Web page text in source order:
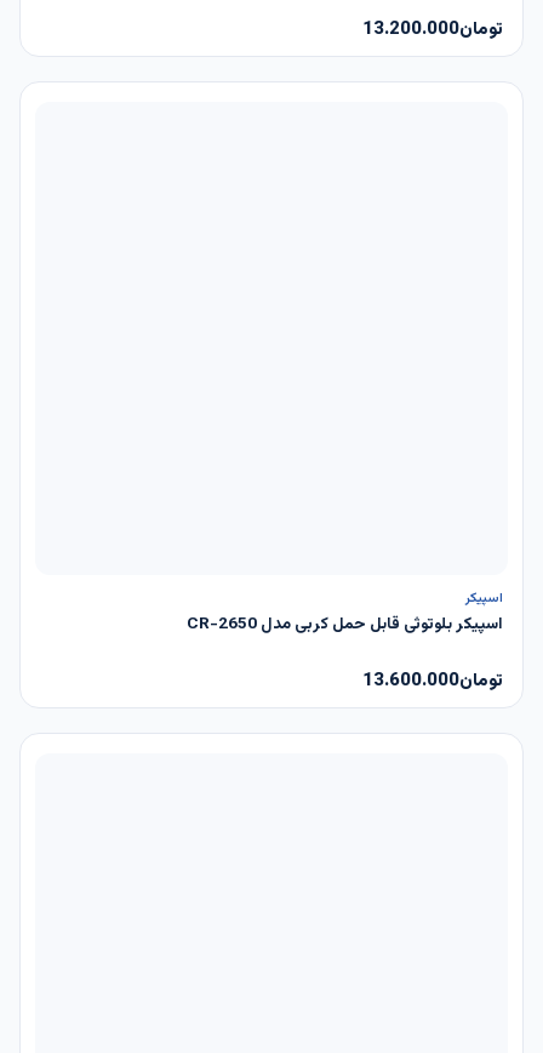
تومان13.200.000
ناموجود
اسپیکر
اسپیکر بلوتوثی قابل حمل کربی مدل CR-2650
تومان13.600.000